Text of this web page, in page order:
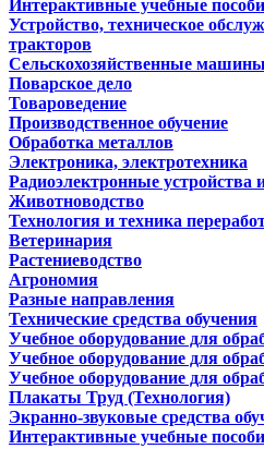
Интерактивные учебные
Устройство, техническое
тракторов
Сельскохозяйственные машины
Поварское дело
Товароведение
Производственное обучение
Обработка металлов
Электроника, электротехника
Радиоэлектронные устройства
Животноводство
Технология и техника
Ветеринария
Растениеводство
Агрономия
Разные направления
Технические средства обучения
Учебное оборудование для
Учебное оборудование для
Учебное оборудование для
Плакаты Труд (Технология)
Экранно-звуковые средства
Интерактивные учебные